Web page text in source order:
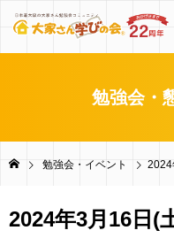
勉強会・
勉強会・イベント 2024
2024年3月16日(